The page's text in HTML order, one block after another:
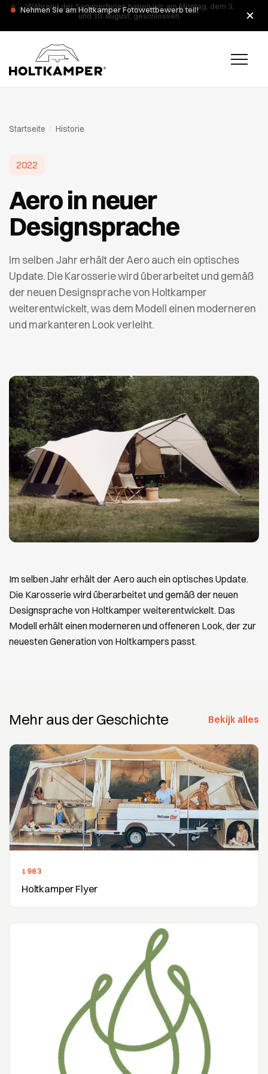
Während der Sommerferien haben wir am Montag, dem 3.
und 10. August, geschlossen.
Startseite Historie
2022
Aero in neuer
Designsprache
Im selben Jahr erhält der Aero auch ein optisches
Update. Die Karosserie wird überarbeitet und gemäß
der neuen Designsprache von Holtkamper
weiterentwickelt, was dem Modell einen moderneren
und markanteren Look verleiht.
Im selben Jahr erhält der Aero auch ein optisches Update.
Die Karosserie wird überarbeitet und gemäß der neuen
Designsprache von Holtkamper weiterentwickelt. Das
Modell erhält einen moderneren und offeneren Look, der zur
neuesten Generation von Holtkampers passt.
Mehr aus der Geschichte Bekijk alles
1983
Holtkamper Flyer